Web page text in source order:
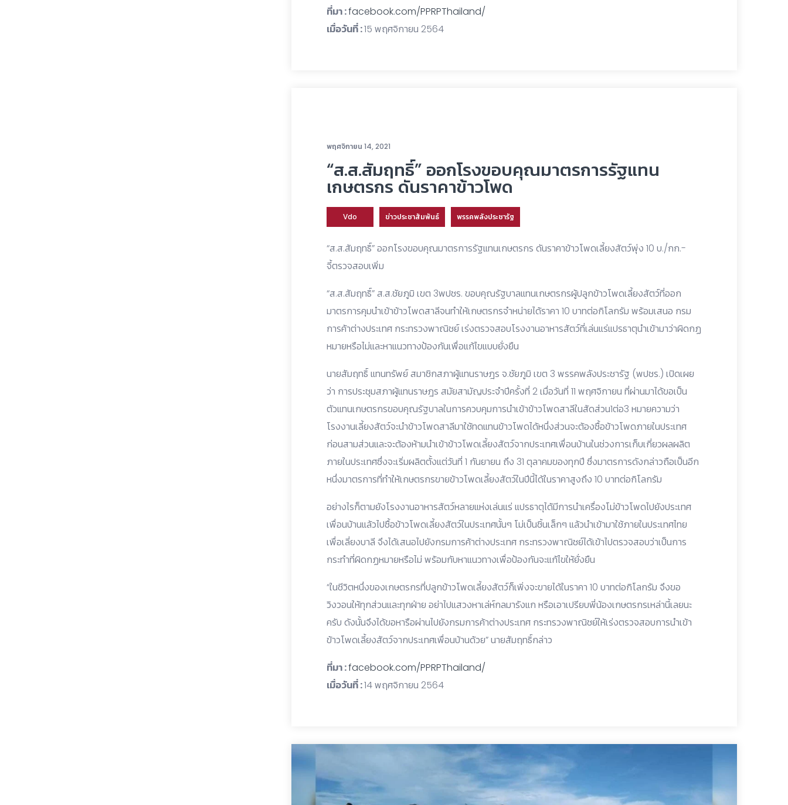
ที่มา :facebook.com/PPRPThailand/
เมื่อวันที่ :15 พฤศจิกายน 2564
พฤศจิกายน 14, 2021
“ส.ส.สัมฤทธิ์” ออกโรงขอบคุณมาตรการรัฐแทน
เกษตรกร ดันราคาข้าวโพด
Vdo ข่าวประชาสัมพันธ์ พรรคพลังประชารัฐ
“ส.ส.สัมฤทธิ์” ออกโรงขอบคุณมาตรการรัฐแทนเกษตรกร ดันราคาข้าวโพดเลี้ยงสัตว์พุ่ง 10 บ./กก.-
จี้ตรวจสอบเพิ่ม
“ส.ส.สัมฤทธิ์” ส.ส.ชัยภูมิ เขต 3พปชร. ขอบคุณรัฐบาลแทนเกษตรกรผู้ปลูกข้าวโพดเลี้ยงสัตว์ที่ออก
มาตรการคุมนำเข้าข้าวโพดสาลีจนทำให้เกษตรกรจำหน่ายได้ราคา 10 บาทต่อกิโลกรัม พร้อมเสนอ กรม
การค้าต่างประเทศ กระทรวงพาณิชย์ เร่งตรวจสอบโรงงานอาหารสัตว์ที่เล่นแร่แปรธาตุนำเข้ามาว่าผิดกฏ
หมายหรือไม่และหาแนวทางป้องกันเพื่อแก้ไขแบบยั่งยืน
นายสัมฤทธิ์ แทนทรัพย์ สมาชิกสภาผู้แทนราษฎร จ.ชัยภูมิ เขต 3 พรรคพลังประชารัฐ (พปชร.) เปิดเผย
ว่า การประชุมสภาผู้แทนราษฎร สมัยสามัญประจำปีครั้งที่ 2 เมื่อวันที่ 11 พฤศจิกายน ที่ผ่านมาได้ขอเป็น
ตัวแทนเกษตรกรขอบคุณรัฐบาลในการควบคุมการนำเข้าข้าวโพดสาลีในสัดส่วน1ต่อ3 หมายความว่า
โรงงานเลี้ยงสัตว์จะนำข้าวโพดสาลีมาใช้ทดแทนข้าวโพดได้หนึ่งส่วนจะต้องซื้อข้าวโพดภายในประเทศ
ก่อนสามส่วนและจะต้องห้ามนำเข้าข้าวโพดเลี้ยงสัตว์จากประเทศเพื่อนบ้านในช่วงการเก็บเกี่ยวผลผลิต
ภายในประเทศซึ่งจะเริ่มผลิตตั้งแต่วันที่ 1 กันยายน ถึง 31 ตุลาคมของทุกปี ซึ่งมาตรการดังกล่าวถือเป็นอีก
หนึ่งมาตรการที่ทำให้เกษตรกรขายข้าวโพดเลี้ยงสัตว์ในปีนี้ได้ในราคาสูงถึง 10 บาทต่อกิโลกรัม
อย่างไรก็ตามยังโรงงานอาหารสัตว์หลายแห่งเล่นแร่ แปรธาตุได้มีการนำเครื่องโม่ข้าวโพดไปยังประเทศ
เพื่อนบ้านแล้วไปซื้อข้าวโพดเลี้ยงสัตว์ในประเทศนั้นๆ โม่เป็นชิ้นเล็กๆ แล้วนำเข้ามาใช้ภายในประเทศไทย
เพื่อเลี่ยงบาลี จึงได้เสนอไปยังกรมการค้าต่างประเทศ กระทรวงพาณิชย์ได้เข้าไปตรวจสอบว่าเป็นการ
กระทำที่ผิดกฏหมายหรือไม่ พร้อมกับหาแนวทางเพื่อป้องกันจะแก้ไขให้ยั่งยืน
“ในชีวิตหนึ่งของเกษตรกรที่ปลูกข้าวโพดเลี้ยงสัตว์ก็เพิ่งจะขายได้ในราคา 10 บาทต่อกิโลกรัม จึงขอ
วิงวอนให้ทุกส่วนและทุกฝ่าย อย่าไปแสวงหาเล่ห์กลมารังแก หรือเอาเปรียบพี่น้องเกษตรกรเหล่านี้เลยนะ
ครับ ดังนั้นจึงได้ขอหารือผ่านไปยังกรมการค้าต่างประเทศ กระทรวงพาณิชย์ให้เร่งตรวจสอบการนำเข้า
ข้าวโพดเลี้ยงสัตว์จากประเทศเพื่อนบ้านด้วย” นายสัมฤทธิ์กล่าว
ที่มา :facebook.com/PPRPThailand/
เมื่อวันที่ :14 พฤศจิกายน 2564